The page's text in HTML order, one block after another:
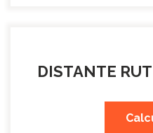
DISTANTE